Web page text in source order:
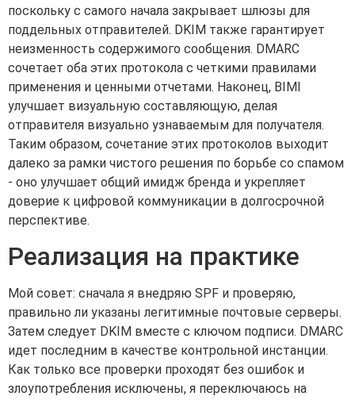
поскольку с самого начала закрывает шлюзы для
поддельных отправителей. DKIM также гарантирует
неизменность содержимого сообщения. DMARC
сочетает оба этих протокола с четкими правилами
применения и ценными отчетами. Наконец, BIMI
улучшает визуальную составляющую, делая
отправителя визуально узнаваемым для получателя.
Таким образом, сочетание этих протоколов выходит
далеко за рамки чистого решения по борьбе со спамом
- оно улучшает общий имидж бренда и укрепляет
доверие к цифровой коммуникации в долгосрочной
перспективе.
Реализация на практике
Мой совет: сначала я внедряю SPF и проверяю,
правильно ли указаны легитимные почтовые серверы.
Затем следует DKIM вместе с ключом подписи. DMARC
идет последним в качестве контрольной инстанции.
Как только все проверки проходят без ошибок и
злоупотребления исключены, я переключаюсь на